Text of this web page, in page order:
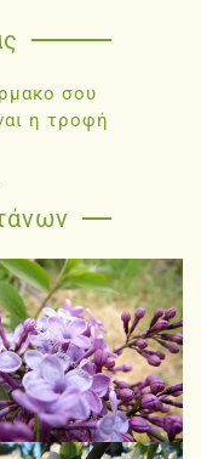
σου
η τροφή